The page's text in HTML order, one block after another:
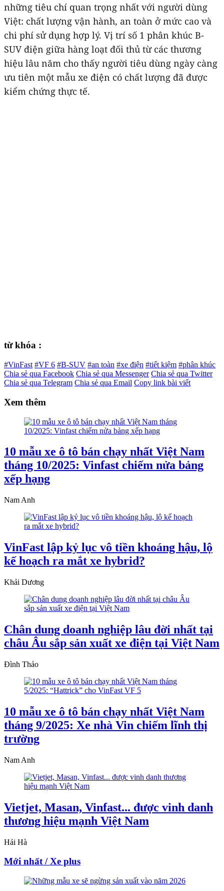
những tiêu chí quan trọng nhất với người dùng
Việt: chất lượng vận hành, an toàn ở mức cao và
chi phí sử dụng hợp lý. Vị trí số 1 phân khúc B-
SUV điện giữa hàng loạt đối thủ từ các thương
hiệu lâu năm cho thấy người tiêu dùng ngày càng
ưu tiên một mẫu xe điện có chất lượng đã được
kiểm chứng thực tế.
từ khóa :
#VinFast #VF 6 #B-SUV #an toàn #xe điện #tiết kiệm #phân khúc
Chia sẻ qua Facebook Chia sẻ qua Messenger Chia sẻ qua Twitter
Chia sẻ qua Telegram Chia sẻ qua Email Copy link bài viết
Xem thêm
10 mẫu xe ô tô bán chạy nhất Việt Nam
tháng 10/2025: Vinfast chiếm nửa bảng
xếp hạng
Nam Anh
VinFast lập kỷ lục vô tiền khoáng hậu, lộ
kế hoạch ra mắt xe hybrid?
Khải Dương
Chân dung doanh nghiệp lâu đời nhất tại
châu Âu sắp sản xuất xe điện tại Việt Nam
Đình Thảo
10 mẫu xe ô tô bán chạy nhất Việt Nam
tháng 9/2025: Xe nhà Vin chiếm lĩnh thị
trường
Nam Anh
Vietjet, Masan, Vinfast... được vinh danh
thương hiệu mạnh Việt Nam
Hải Hà
Mới nhất / Xe plus